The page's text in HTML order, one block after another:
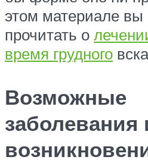
этом материале
прочитать о
время грудного
Возможные